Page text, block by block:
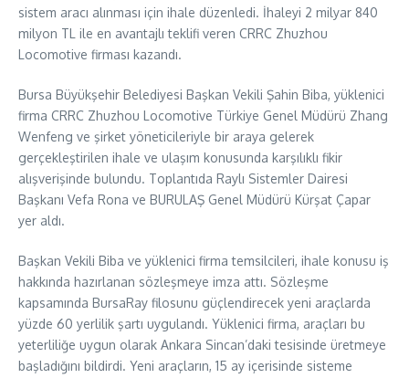
sistem aracı alınması için ihale düzenledi. İhaleyi 2 milyar 840
milyon TL ile en avantajlı teklifi veren CRRC Zhuzhou
Locomotive firması kazandı.
Bursa Büyükşehir Belediyesi Başkan Vekili Şahin Biba, yüklenici
firma CRRC Zhuzhou Locomotive Türkiye Genel Müdürü Zhang
Wenfeng ve şirket yöneticileriyle bir araya gelerek
gerçekleştirilen ihale ve ulaşım konusunda karşılıklı fikir
alışverişinde bulundu. Toplantıda Raylı Sistemler Dairesi
Başkanı Vefa Rona ve BURULAŞ Genel Müdürü Kürşat Çapar
yer aldı.
Başkan Vekili Biba ve yüklenici firma temsilcileri, ihale konusu iş
hakkında hazırlanan sözleşmeye imza attı. Sözleşme
kapsamında BursaRay filosunu güçlendirecek yeni araçlarda
yüzde 60 yerlilik şartı uygulandı. Yüklenici firma, araçları bu
yeterliliğe uygun olarak Ankara Sincan’daki tesisinde üretmeye
başladığını bildirdi. Yeni araçların, 15 ay içerisinde sisteme